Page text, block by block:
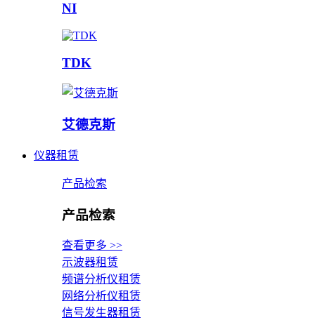
NI
TDK
艾德克斯
仪器租赁
产品检索
产品检索
查看更多 >>
示波器租赁
频谱分析仪租赁
网络分析仪租赁
信号发生器租赁